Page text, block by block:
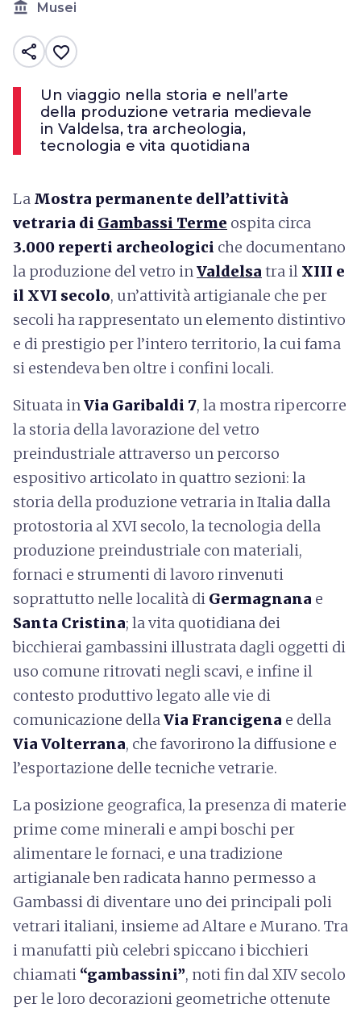
account_balance Musei
share favorite_border
Un viaggio nella storia e nell’arte
della produzione vetraria medievale
in Valdelsa, tra archeologia,
tecnologia e vita quotidiana
La Mostra permanente dell’attività
vetraria di Gambassi Terme ospita circa
3.000 reperti archeologici che documentano
la produzione del vetro inValdelsa tra il XIII e
il XVI secolo, un’attività artigianale che per
secoli ha rappresentato un elemento distintivo
e di prestigio per l’intero territorio, la cui fama
si estendeva ben oltre i confini locali.
Situata inVia Garibaldi 7, la mostra ripercorre
la storia della lavorazione del vetro
preindustriale attraverso un percorso
espositivo articolato in quattro sezioni: la
storia della produzione vetraria in Italia dalla
protostoria al XVI secolo, la tecnologia della
produzione preindustriale con materiali,
fornaci e strumenti di lavoro rinvenuti
soprattutto nelle località di Germagnana e
Santa Cristina; la vita quotidiana dei
bicchierai gambassini illustrata dagli oggetti di
uso comune ritrovati negli scavi, e infine il
contesto produttivo legato alle vie di
comunicazione dellaVia Francigena e della
Via Volterrana, che favorirono la diffusione e
l’esportazione delle tecniche vetrarie.
La posizione geografica, la presenza di materie
prime come minerali e ampi boschi per
alimentare le fornaci, e una tradizione
artigianale ben radicata hanno permesso a
Gambassi di diventare uno dei principali poli
vetrari italiani, insieme ad Altare e Murano. Tra
i manufatti più celebri spiccano i bicchieri
chiamati “gambassini”, noti fin dal XIV secolo
per le loro decorazioni geometriche ottenute